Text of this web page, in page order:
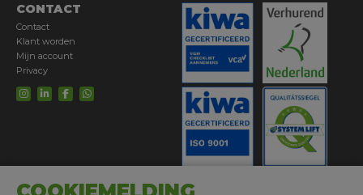
Duurzaam ondernemen
Short Lease
Contact
CONTACT
Contact
Klant worden
Mijn account
Privacy